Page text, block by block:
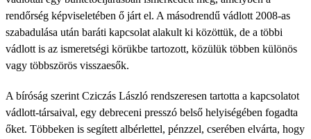
rendőrség képviseletében ő járt el. A másodrendű vádlott 2008-as
szabadulása után baráti kapcsolat alakult ki közöttük, de a többi
vádlott is az ismeretségi körükbe tartozott, közülük többen különös
vagy többszörös visszaesők.
A bíróság szerint Cziczás László rendszeresen tartotta a kapcsolatot
vádlott-társaival, egy debreceni presszó belső helyiségében fogadta
őket. Többeken is segített albérlettel, pénzzel, cserében elvárta, hogy